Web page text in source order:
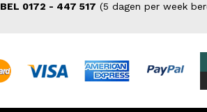
BEL 0172 - 447 517 (5 dagen per week